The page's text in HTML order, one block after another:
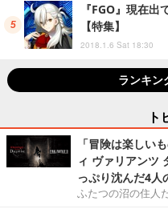
『FGO』現在
【特集】
2018.1.6 Sat 18:30
ランキン
ト
「冒険は楽しい
ィ ヴァリアンツ
っぷり沈んだ4人
ふたつの沼の住人